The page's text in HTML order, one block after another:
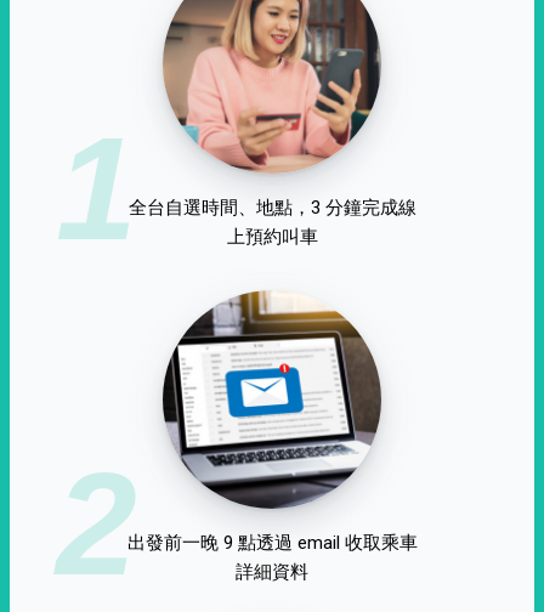
1全台自選時間、地點，3 分鐘完成線
上預約叫車
2出發前一晚 9 點透過 email 收取乘車
詳細資料